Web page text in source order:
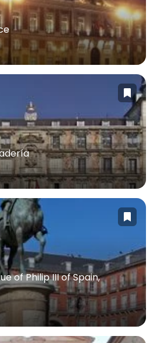
of Philip III of Spain,